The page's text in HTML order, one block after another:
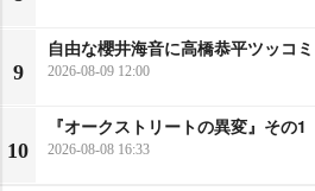
9
自由な櫻井海音に高橋恭平ツッコミ
2026-08-09 12:00
10
『オークストリートの異変』その1
2026-08-08 16:33